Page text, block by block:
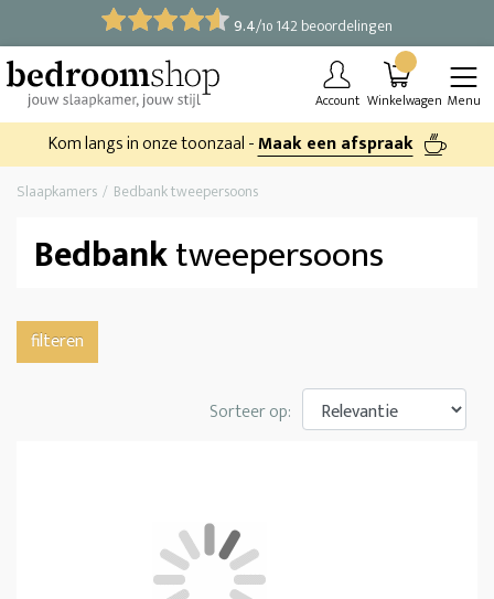
9.4/10 142 beoordelingen
Account Winkelwagen Menu
Kom langs in onze toonzaal -Maak een afspraak
Slaapkamers Bedbank tweepersoons
Bedbanktweepersoons
filteren
Sorteer op: